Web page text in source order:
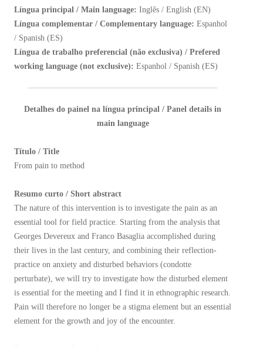
Língua principal / Main language: Inglês / English (EN)
Língua complementar / Complementary language: Espanhol
/ Spanish (ES)
Língua de trabalho preferencial (não exclusiva) / Prefered
working language (not exclusive): Espanhol / Spanish (ES)
Detalhes do painel na língua principal / Panel details in
main language
Título / Title
From pain to method
Resumo curto / Short abstract
The nature of this intervention is to investigate the pain as an
essential tool for field practice. Starting from the analysis that
Georges Devereux and Franco Basaglia accomplished during
their lives in the last century, and combining their reflection-
practice on anxiety and disturbed behaviors (condotte
perturbate), we will try to investigate how the disturbed element
is essential for the meeting and I find it in ethnographic research.
Pain will therefore no longer be a stigma element but an essential
element for the growth and joy of the encounter.